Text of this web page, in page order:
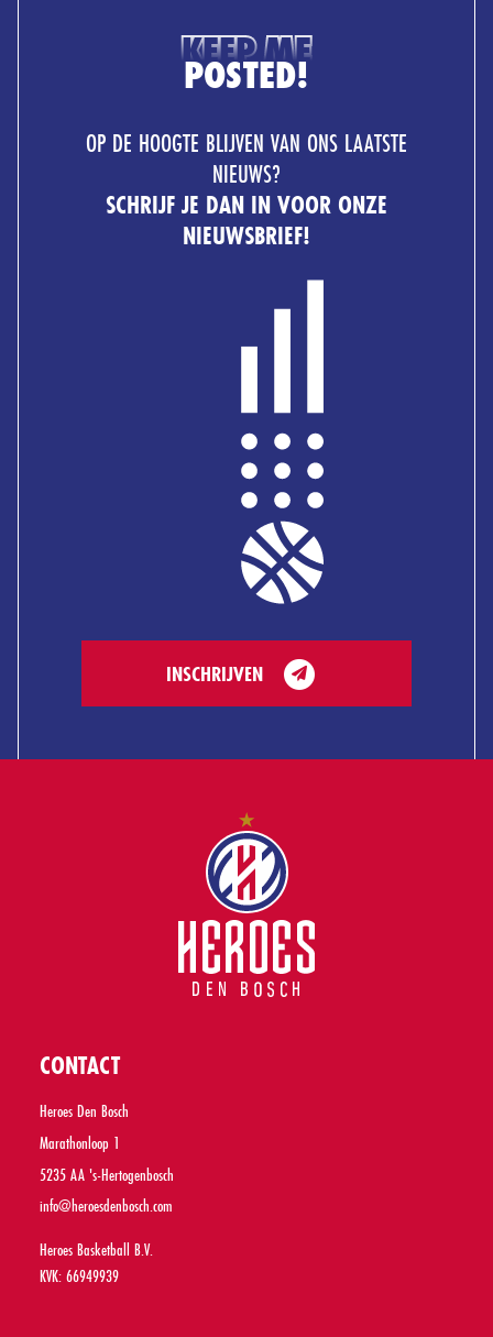
KEEP ME
POSTED!
OP DE HOOGTE BLIJVEN VAN ONS LAATSTE
NIEUWS?
SCHRIJF JE DAN IN VOOR ONZE
NIEUWSBRIEF!
INSCHRIJVEN
CONTACT
Heroes Den Bosch
Marathonloop 1
5235 AA 's-Hertogenbosch
info@heroesdenbosch.com
Heroes Basketball B.V.
KVK: 66949939